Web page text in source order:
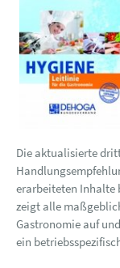
Die aktualisierte
erarbeiteten Inhalte
zeigt alle
Gastronomie auf
ein